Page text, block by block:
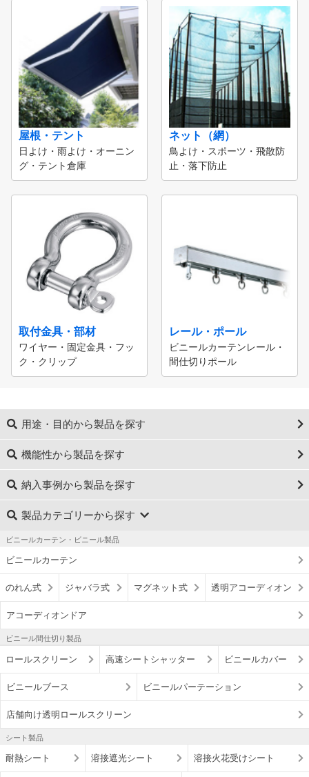
屋根・テント
日よけ・雨よけ・オーニン
グ・テント倉庫
ネット（網）
鳥よけ・スポーツ・飛散防
止・落下防止
取付金具・部材
ワイヤー・固定金具・フッ
ク・クリップ
レール・ポール
ビニールカーテンレール・
間仕切りポール
用途・目的から製品を探す
機能性から製品を探す
納入事例から製品を探す
製品カテゴリーから探す
ビニールカーテン・ビニール製品
ビニールカーテン
のれん式 ジャバラ式 マグネット式 透明アコーディオン
アコーディオンドア
ビニール間仕切り製品
ロールスクリーン 高速シートシャッター ビニールカバー
ビニールブース ビニールパーテーション
店舗向け透明ロールスクリーン
シート製品
耐熱シート 溶接遮光シート 溶接火花受けシート